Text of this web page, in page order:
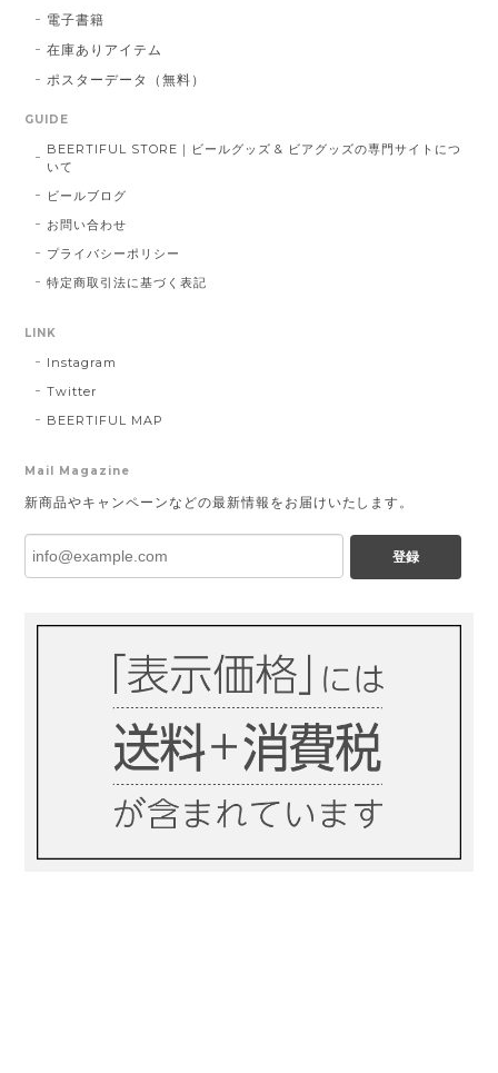
電子書籍
在庫ありアイテム
ポスターデータ（無料）
GUIDE
BEERTIFUL STORE｜ビールグッズ & ビアグッズの専門サイトにつ
いて
ビールブログ
お問い合わせ
プライバシーポリシー
特定商取引法に基づく表記
LINK
Instagram
Twitter
BEERTIFUL MAP
Mail Magazine
新商品やキャンペーンなどの最新情報をお届けいたします。
登録